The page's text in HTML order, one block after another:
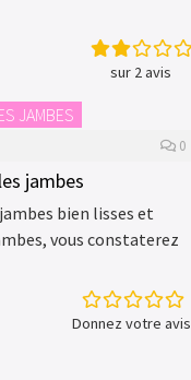
sur 2 avis
JAMBES
0
jambes
bien lisses et
vous constaterez
Donnez votre avis